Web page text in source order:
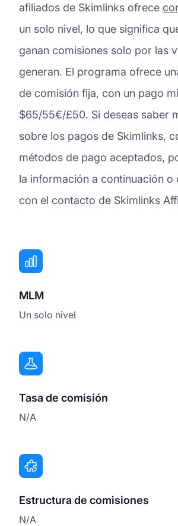
afiliados de Skimlinks ofrece
un solo nivel, lo que significa
ganan comisiones solo por las
generan. El programa ofrece
de comisión fija, con un pago
$65/55€/£50. Si deseas saber
sobre los pagos de Skimlinks,
métodos de pago aceptados,
la información a continuación o
con el contacto de Skimlinks
MLM
Un solo nivel
Tasa de comisión
N/A
Estructura de comisiones
N/A